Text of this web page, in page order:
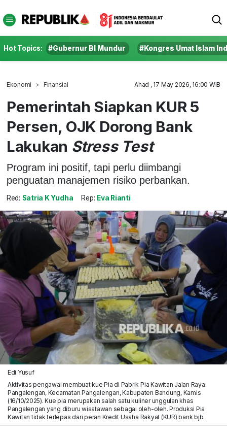
Hot Topics: #Gubernur BI Mundur #Kongres Umat Islam
Ekonomi Finansial Ahad , 17 May 2026, 16:00 WIB
Pemerintah Siapkan KUR 5
Persen, OJK Dorong Bank
Lakukan Stress Test
Program ini positif, tapi perlu diimbangi
penguatan manajemen risiko perbankan.
Red: Satria K Yudha Rep: Eva Rianti
Edi Yusuf
Aktivitas pengawai membuat kue Pia di Pabrik Pia Kawitan Jalan Raya
Pangalengan, Kecamatan Pangalengan, Kabupaten Bandung, Kamis
(16/10/2025). Kue pia merupakan salah satu kuliner unggulan khas
Pangalengan yang diburu wisatawan sebagai oleh-oleh. Produksi Pia
Kawitan tidak terlepas dari peran Kredit Usaha Rakyat (KUR) bank bjb.